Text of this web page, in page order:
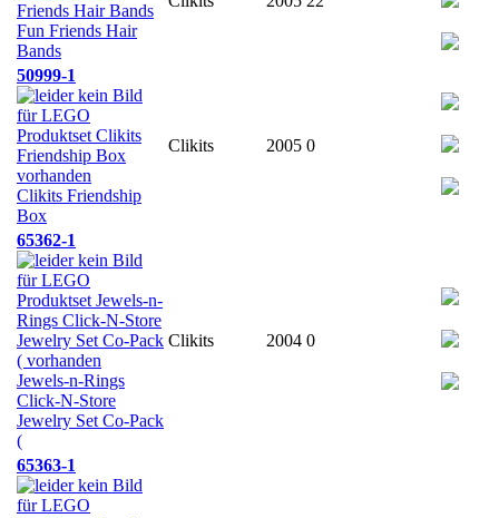
Fun Friends Hair
Bands
50999-1
Clikits Friendship
Box
Clikits 2005 0
65362-1
Jewels-n-Rings
Click-N-Store
Jewelry Set Co-Pack
(
Clikits 2004 0
65363-1